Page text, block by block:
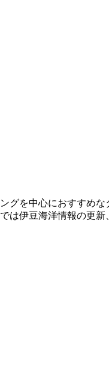
グを中心におすすめ
は伊豆海洋情報の更